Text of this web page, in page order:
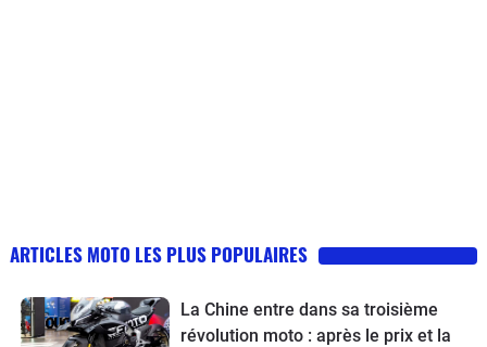
ARTICLES MOTO LES PLUS POPULAIRES
La Chine entre dans sa troisième
révolution moto : après le prix et la